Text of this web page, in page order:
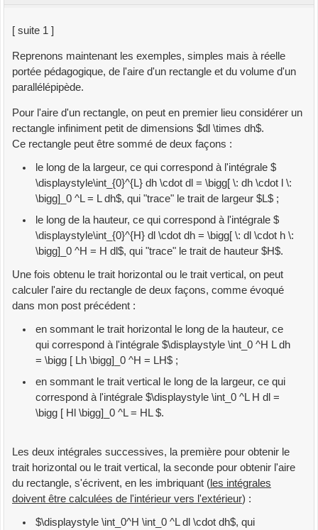
[ suite 1 ]
Reprenons maintenant les exemples, simples mais à réelle
portée pédagogique, de l'aire d'un rectangle et du volume d'un
parallélépipède.
Pour l'aire d'un rectangle, on peut en premier lieu considérer un
rectangle infiniment petit de dimensions $dl \times dh$.
Ce rectangle peut être sommé de deux façons :
le long de la largeur, ce qui correspond à l'intégrale $
\displaystyle\int_{0}^{L} dh \cdot dl = \bigg[ \: dh \cdot l \:
\bigg]_0 ^L = L dh$, qui "trace" le trait de largeur $L$ ;
le long de la hauteur, ce qui correspond à l'intégrale $
\displaystyle\int_{0}^{H} dl \cdot dh = \bigg[ \: dl \cdot h \:
\bigg]_0 ^H = H dl$, qui "trace" le trait de hauteur $H$.
Une fois obtenu le trait horizontal ou le trait vertical, on peut
calculer l'aire du rectangle de deux façons, comme évoqué
dans mon post précédent :
en sommant le trait horizontal le long de la hauteur, ce
qui correspond à l'intégrale $\displaystyle \int_0 ^H L dh
= \bigg [ Lh \bigg]_0 ^H = LH$ ;
en sommant le trait vertical le long de la largeur, ce qui
correspond à l'intégrale $\displaystyle \int_0 ^L H dl =
\bigg [ Hl \bigg]_0 ^L = HL $.
Les deux intégrales successives, la première pour obtenir le
trait horizontal ou le trait vertical, la seconde pour obtenir l'aire
du rectangle, s'écrivent, en les imbriquant (les intégrales
doivent être calculées de l'intérieur vers l'extérieur) :
$\displaystyle \int_0^H \int_0 ^L dl \cdot dh$, qui